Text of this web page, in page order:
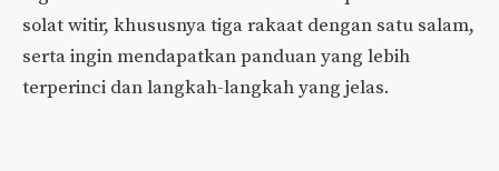
solat witir, khususnya tiga rakaat dengan satu salam,
serta ingin mendapatkan panduan yang lebih
terperinci dan langkah-langkah yang jelas.